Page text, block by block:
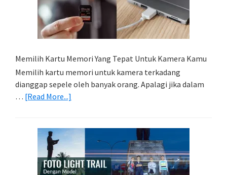
Memilih Kartu Memori Yang Tepat Untuk Kamera Kamu
Memilih kartu memori untuk kamera terkadang
dianggap sepele oleh banyak orang. Apalagi jika dalam
… [Read More...]
Memori
Tepat
Untuk